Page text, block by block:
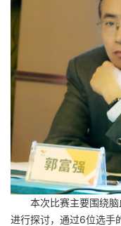
本次比赛主要围绕
进行探讨，通过6位选手